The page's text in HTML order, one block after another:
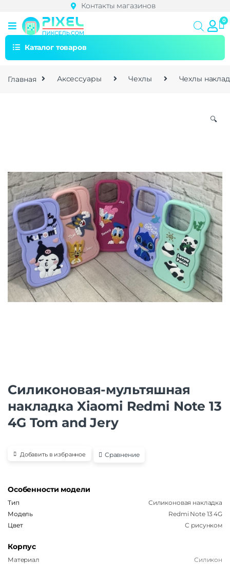
Контакты магазинов
Каталог товаров
Главная Аксессуары Чехлы Чехлы
🔍
Силиконовая-мультяшная
накладка Xiaomi Redmi Note 13
4G Tom and Jery
Добавить в избранное Сравнение
Особенности модели
Тип
Силиконовая накладка
Модель
Redmi Note 13 4G
Цвет
С рисунком
Корпус
Материал Силикон